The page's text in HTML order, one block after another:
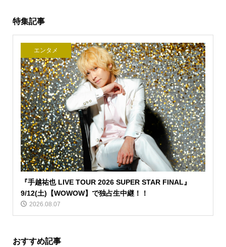
特集記事
エンタメ
『手越祐也 LIVE TOUR 2026 SUPER STAR FINAL』
9/12(土)【WOWOW】で独占生中継！！
2026.08.07
おすすめ記事